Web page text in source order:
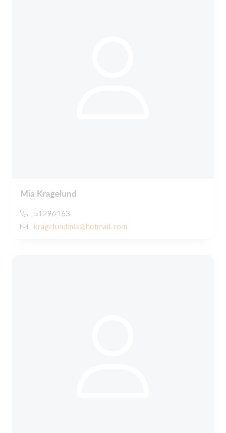
Mia Kragelund
51296163
kragelundmia@hotmail.com